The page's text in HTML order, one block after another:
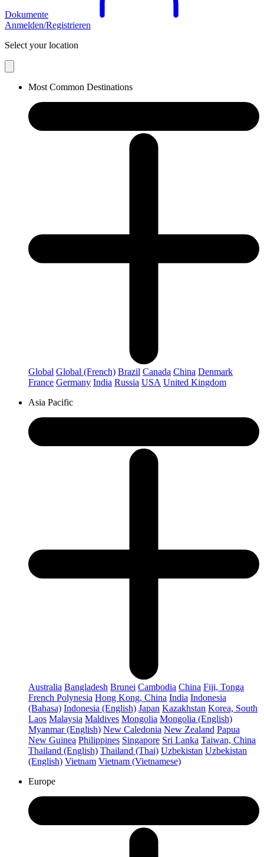
Dokumente
Anmelden/Registrieren
Select your location
Most Common Destinations
Global Global (French) Brazil Canada China Denmark
France Germany India Russia USA United Kingdom
Asia Pacific
Australia Bangladesh Brunei Cambodia China Fiji, Tonga
French Polynesia Hong Kong, China India Indonesia
(Bahasa) Indonesia (English) Japan Kazakhstan Korea, South
Laos Malaysia Maldives Mongolia Mongolia (English)
Myanmar (English) New Caledonia New Zealand Papua
New Guinea Philippines Singapore Sri Lanka Taiwan, China
Thailand (English) Thailand (Thai) Uzbekistan Uzbekistan
(English) Vietnam Vietnam (Vietnamese)
Europe